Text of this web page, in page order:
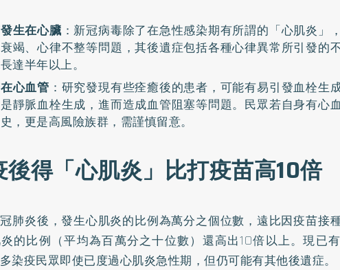
生在心臟 ：新冠病毒除了在急性感染期有所謂的「心肌炎」
竭、心律不整等問題，其後遺症包括各種心律異常所引發的
達半年以上。
心血管 ：研究發現有些痊癒後的患者，可能有易引發血栓生
靜脈血栓生成，進而造成血管阻塞等問題。民眾若自身有心
，更是高風險族群，需謹慎留意。
後得「心肌炎」比打疫苗高10倍
肺炎後，發生心肌炎的比例為萬分之個位數，遠比因疫苗接
的比例（平均為百萬分之十位數）還高出10倍以上。現已
染疫民眾即使已度過心肌炎急性期，但仍可能有其他後遺症。